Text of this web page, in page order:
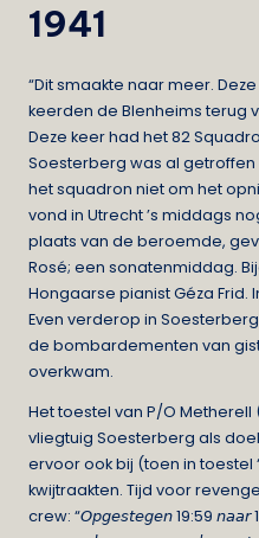
1941
“Dit smaakte naar meer.
keerden de Blenheims terug
Deze keer had het 82
Soesterberg was al
het squadron niet om het
vond in Utrecht ’s middags
plaats van de beroemde,
Rosé; een sonatenmiddag.
Hongaarse pianist Géza Frid.
Even verderop in
de bombardementen van
overkwam.
Het toestel van P/O Metherell
vliegtuig Soesterberg als
ervoor ook bij (toen in toestel
kwijtraakten. Tijd voor
crew: “𝘖𝘱𝘨𝘦𝘴𝘵𝘦𝘨𝘦𝘯 19:59 𝘯𝘢𝘢𝘳